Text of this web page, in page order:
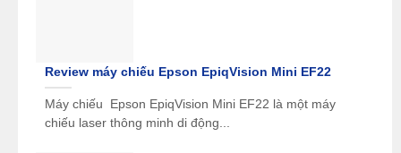
Review máy chiếu Epson EpiqVision Mini EF22
Máy chiếu Epson EpiqVision Mini EF22 là một máy
chiếu laser thông minh di động...